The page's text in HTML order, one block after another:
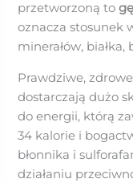
przetworzoną to
oznacza stosunek
minerałów, białka,
Prawdziwe,
dostarczają dużo
do energii, którą
34 kalorie i
błonnika i
działaniu